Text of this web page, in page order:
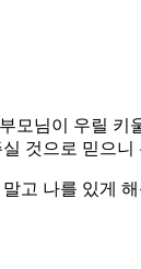
모님이 우릴
것으로 믿으
고 나를 있게